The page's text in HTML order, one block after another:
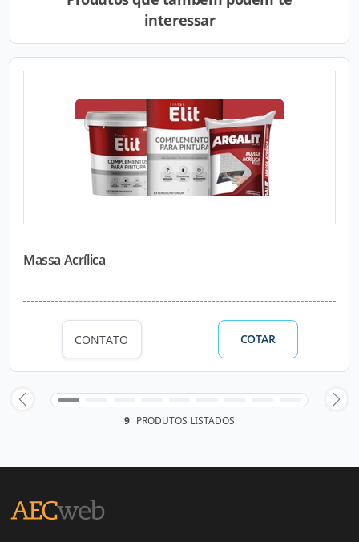
interessar
Massa Acrílica
CONTATO COTAR
9 PRODUTOS LISTADOS